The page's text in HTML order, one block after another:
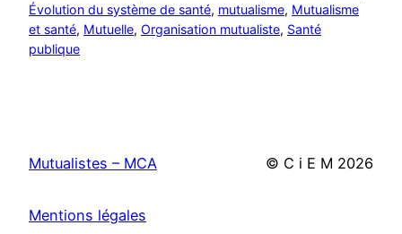
Évolution du système de santé, mutualisme, Mutualisme
et santé, Mutuelle, Organisation mutualiste, Santé
publique
Mutualistes – MCA © C i E M 2026
Mentions légales